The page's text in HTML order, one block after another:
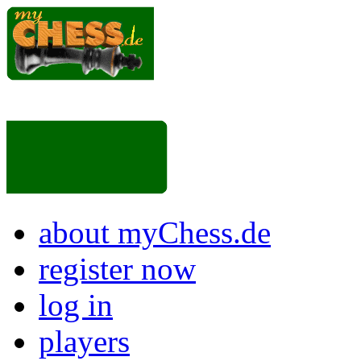
about myChess.de
register now
log in
players